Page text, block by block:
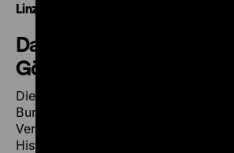
Linz“
Datenbank „Sammlung
Göring“
Die Datenbank ist 2012 in
Bundesamt für zentrale Dienste und
Vermögensfragen (BADV), dem
Historiker Dr. Hanns Christian Löhr